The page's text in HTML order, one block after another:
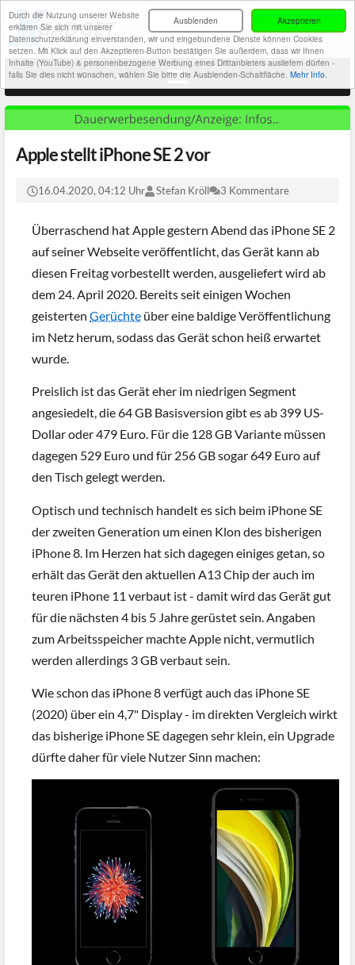
Akzeptieren
Ausblenden
Durch die Nutzung unserer Website
erklären Sie sich mit unserer
Datenschutzerklärung einverstanden, wir und eingebundene Dienste können Cookies
setzen. Mit Klick auf den Akzeptieren-Button bestätigen Sie außerdem, dass wir Ihnen
Inhalte (YouTube) & personenbezogene Werbung eines Drittanbieters ausliefern dürfen -
falls Sie dies nicht wünschen, wählen Sie bitte die Ausblenden-Schaltfläche. Mehr Info.
Apple stellt iPhone SE 2 vor
16.04.2020, 04:12 Uhr Stefan Kröll 3 Kommentare
Überraschend hat Apple gestern Abend das iPhone SE 2
auf seiner Webseite veröffentlicht, das Gerät kann ab
diesen Freitag vorbestellt werden, ausgeliefert wird ab
dem 24. April 2020. Bereits seit einigen Wochen
geisterten Gerüchte über eine baldige Veröffentlichung
im Netz herum, sodass das Gerät schon heiß erwartet
wurde.
Preislich ist das Gerät eher im niedrigen Segment
angesiedelt, die 64 GB Basisversion gibt es ab 399 US-
Dollar oder 479 Euro. Für die 128 GB Variante müssen
dagegen 529 Euro und für 256 GB sogar 649 Euro auf
den Tisch gelegt werden.
Optisch und technisch handelt es sich beim iPhone SE
der zweiten Generation um einen Klon des bisherigen
iPhone 8. Im Herzen hat sich dagegen einiges getan, so
erhält das Gerät den aktuellen A13 Chip der auch im
teuren iPhone 11 verbaut ist - damit wird das Gerät gut
für die nächsten 4 bis 5 Jahre gerüstet sein. Angaben
zum Arbeitsspeicher machte Apple nicht, vermutlich
werden allerdings 3 GB verbaut sein.
Wie schon das iPhone 8 verfügt auch das iPhone SE
(2020) über ein 4,7" Display - im direkten Vergleich wirkt
das bisherige iPhone SE dagegen sehr klein, ein Upgrade
dürfte daher für viele Nutzer Sinn machen: